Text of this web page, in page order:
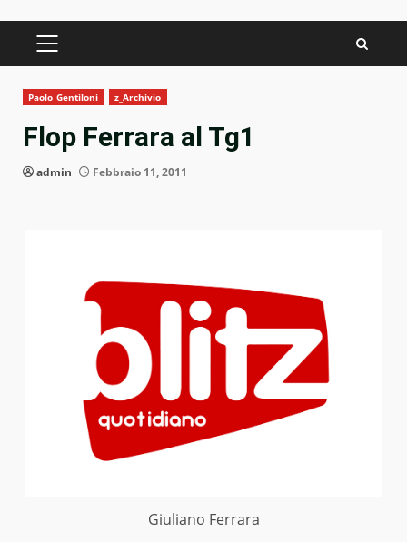
PRIMARY
Paolo Gentiloni z_Archivio
Flop Ferrara al Tg1
admin Febbraio 11, 2011
Giuliano Ferrara